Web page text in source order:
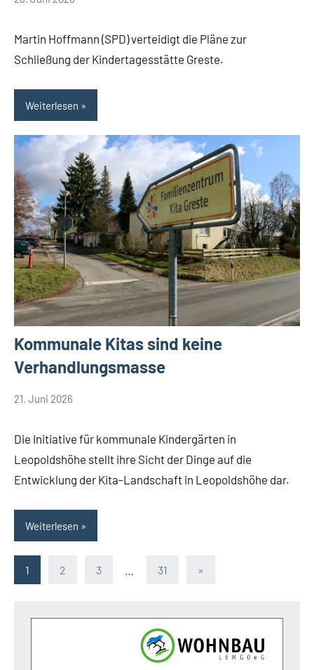
Martin Hoffmann (SPD) verteidigt die Pläne zur
Schließung der Kindertagesstätte Greste.
Weiterlesen
Kommunale Kitas sind keine
Verhandlungsmasse
21. Juni 2026
Die Initiative für kommunale Kindergärten in
Leopoldshöhe stellt ihre Sicht der Dinge auf die
Entwicklung der Kita-Landschaft in Leopoldshöhe dar.
Weiterlesen
Seitennummerierung
Beiträge
1 2 3 31
Nächste
»